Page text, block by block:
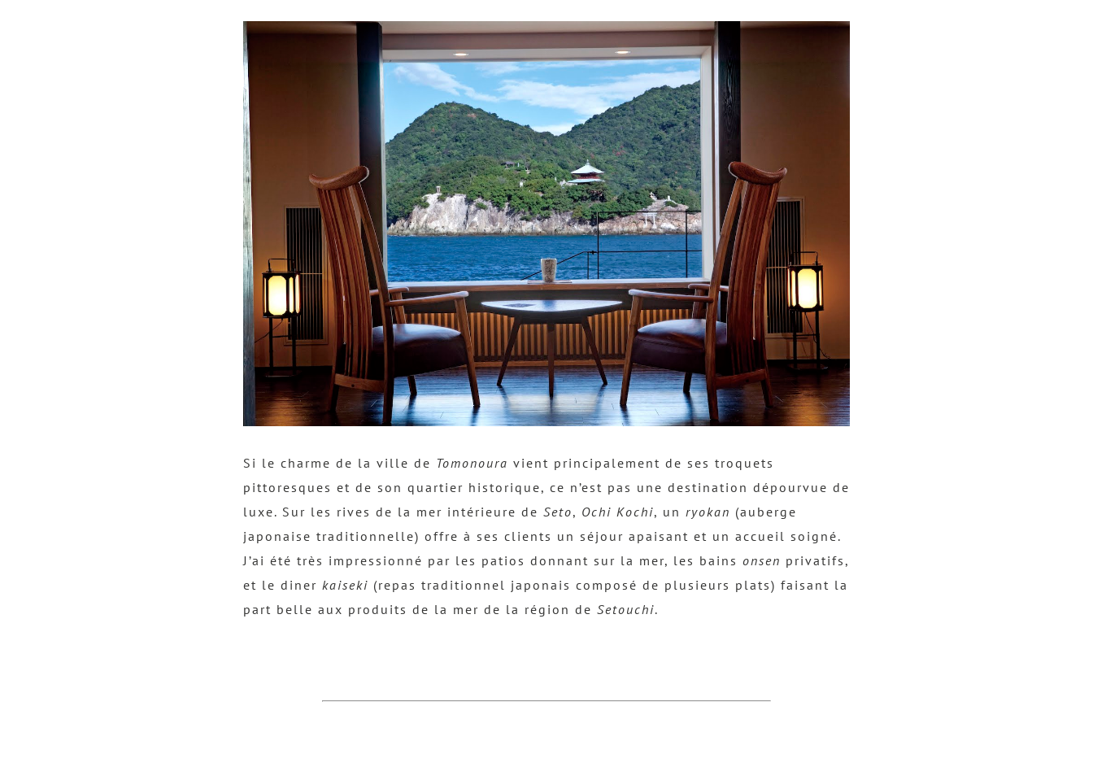
Si le charme de la ville de Tomonoura vient principalement de ses troquets
pittoresques et de son quartier historique, ce n’est pas une destination dépourvue de
luxe. Sur les rives de la mer intérieure de Seto, Ochi Kochi, un ryokan (auberge
japonaise traditionnelle) offre à ses clients un séjour apaisant et un accueil soigné.
J’ai été très impressionné par les patios donnant sur la mer, les bains onsen privatifs,
et le diner kaiseki (repas traditionnel japonais composé de plusieurs plats) faisant la
part belle aux produits de la mer de la région de Setouchi.